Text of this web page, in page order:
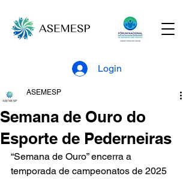
Login
Semana de Ouro do
Esporte de Pederneiras
ASEMESP
“Semana de Ouro” encerra a
temporada de campeonatos de 2025